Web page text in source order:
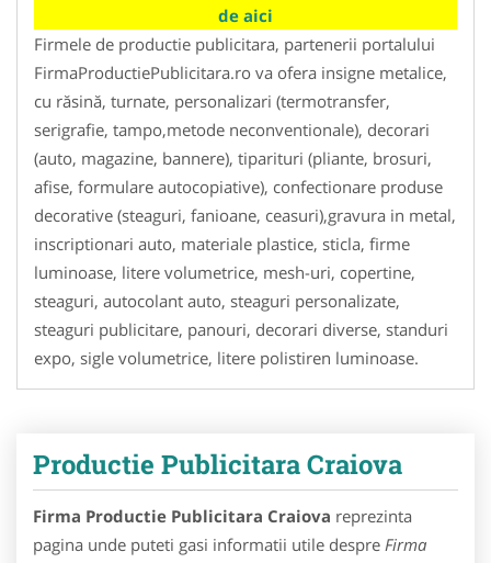
de aici
Firmele de productie publicitara, partenerii portalului
FirmaProductiePublicitara.ro va ofera insigne metalice,
cu răsină, turnate, personalizari (termotransfer,
serigrafie, tampo,metode neconventionale), decorari
(auto, magazine, bannere), tiparituri (pliante, brosuri,
afise, formulare autocopiative), confectionare produse
decorative (steaguri, fanioane, ceasuri),gravura in metal,
inscriptionari auto, materiale plastice, sticla, firme
luminoase, litere volumetrice, mesh-uri, copertine,
steaguri, autocolant auto, steaguri personalizate,
steaguri publicitare, panouri, decorari diverse, standuri
expo, sigle volumetrice, litere polistiren luminoase.
Productie Publicitara Craiova
Firma Productie Publicitara Craiova reprezinta
pagina unde puteti gasi informatii utile despre Firma